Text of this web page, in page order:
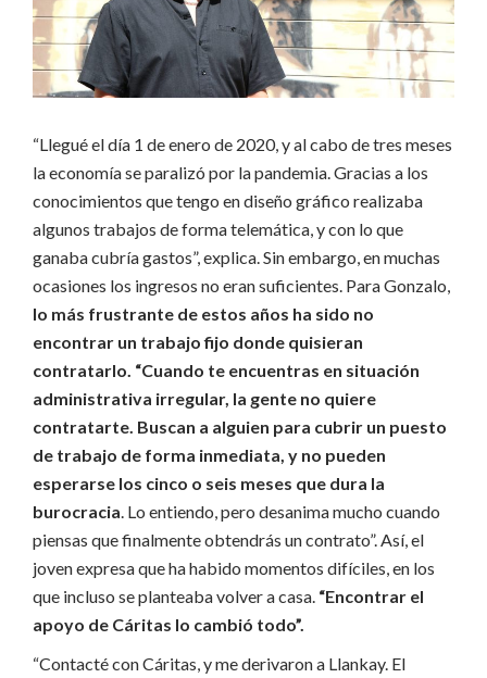
“Llegué el día 1 de enero de 2020, y al cabo de tres meses
la economía se paralizó por la pandemia. Gracias a los
conocimientos que tengo en diseño gráfico realizaba
algunos trabajos de forma telemática, y con lo que
ganaba cubría gastos”, explica. Sin embargo, en muchas
ocasiones los ingresos no eran suficientes. Para Gonzalo,
lo más frustrante de estos años ha sido no
encontrar un trabajo fijo donde quisieran
contratarlo. “Cuando te encuentras en situación
administrativa irregular, la gente no quiere
contratarte. Buscan a alguien para cubrir un puesto
de trabajo de forma inmediata, y no pueden
esperarse los cinco o seis meses que dura la
burocracia . Lo entiendo, pero desanima mucho cuando
piensas que finalmente obtendrás un contrato”. Así, el
joven expresa que ha habido momentos difíciles, en los
que incluso se planteaba volver a casa. “Encontrar el
apoyo de Cáritas lo cambió todo”.
“Contacté con Cáritas, y me derivaron a Llankay. El